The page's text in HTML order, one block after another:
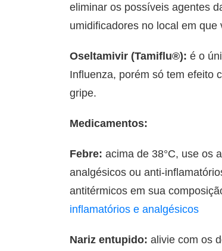
eliminar os possíveis agentes
umidificadores no local em
Oseltamivir (Tamiflu®): é o
Influenza, porém só tem efeito
gripe.
Medicamentos:
Febre: acima de 38°C, use os
analgésicos ou anti-
antitérmicos em sua
inflamatórios e analgésicos
Nariz entupido: alivie com os